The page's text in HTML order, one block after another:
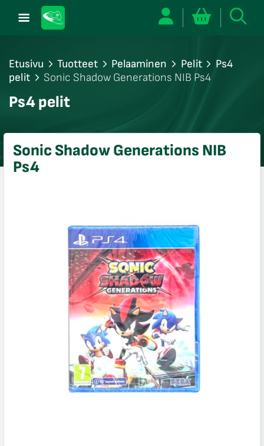
Etusivu Tuotteet Pelaaminen Pelit
Ps4
pelit
Sonic Shadow Generations NIB Ps4
Ps4 pelit
Sonic Shadow Generations NIB
Ps4
sulje
sulje